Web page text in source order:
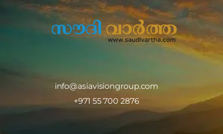
info@asiavisiongroup.com
+971 55 700 2876